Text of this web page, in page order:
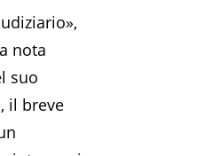
nota
suo
il breve